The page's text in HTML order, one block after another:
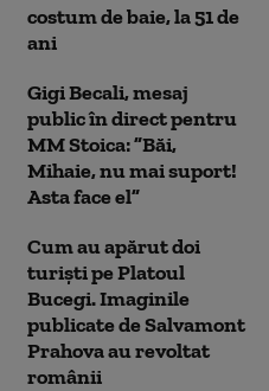
costum de baie, la 51 de
ani
Gigi Becali, mesaj
public în direct pentru
MM Stoica: ”Băi,
Mihaie, nu mai suport!
Asta face el”
Cum au apărut doi
turiști pe Platoul
Bucegi. Imaginile
publicate de Salvamont
Prahova au revoltat
românii